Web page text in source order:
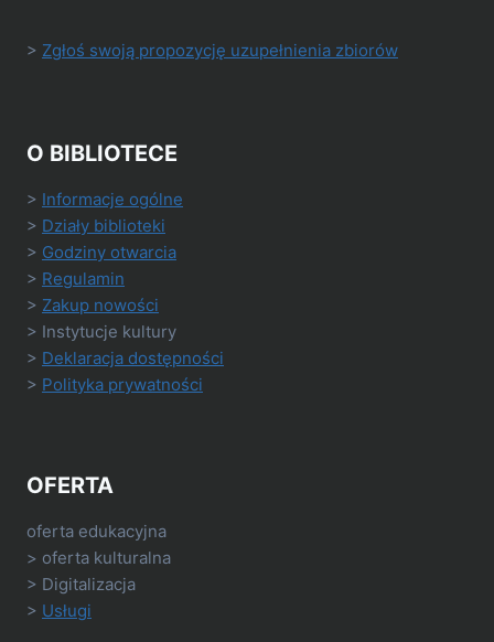
> Zgłoś swoją propozycję uzupełnienia zbiorów
O BIBLIOTECE
> Informacje ogólne
> Działy biblioteki
> Godziny otwarcia
> Regulamin
> Zakup nowości
> Instytucje kultury
> Deklaracja dostępności
> Polityka prywatności
OFERTA
oferta edukacyjna
> oferta kulturalna
> Digitalizacja
> Usługi